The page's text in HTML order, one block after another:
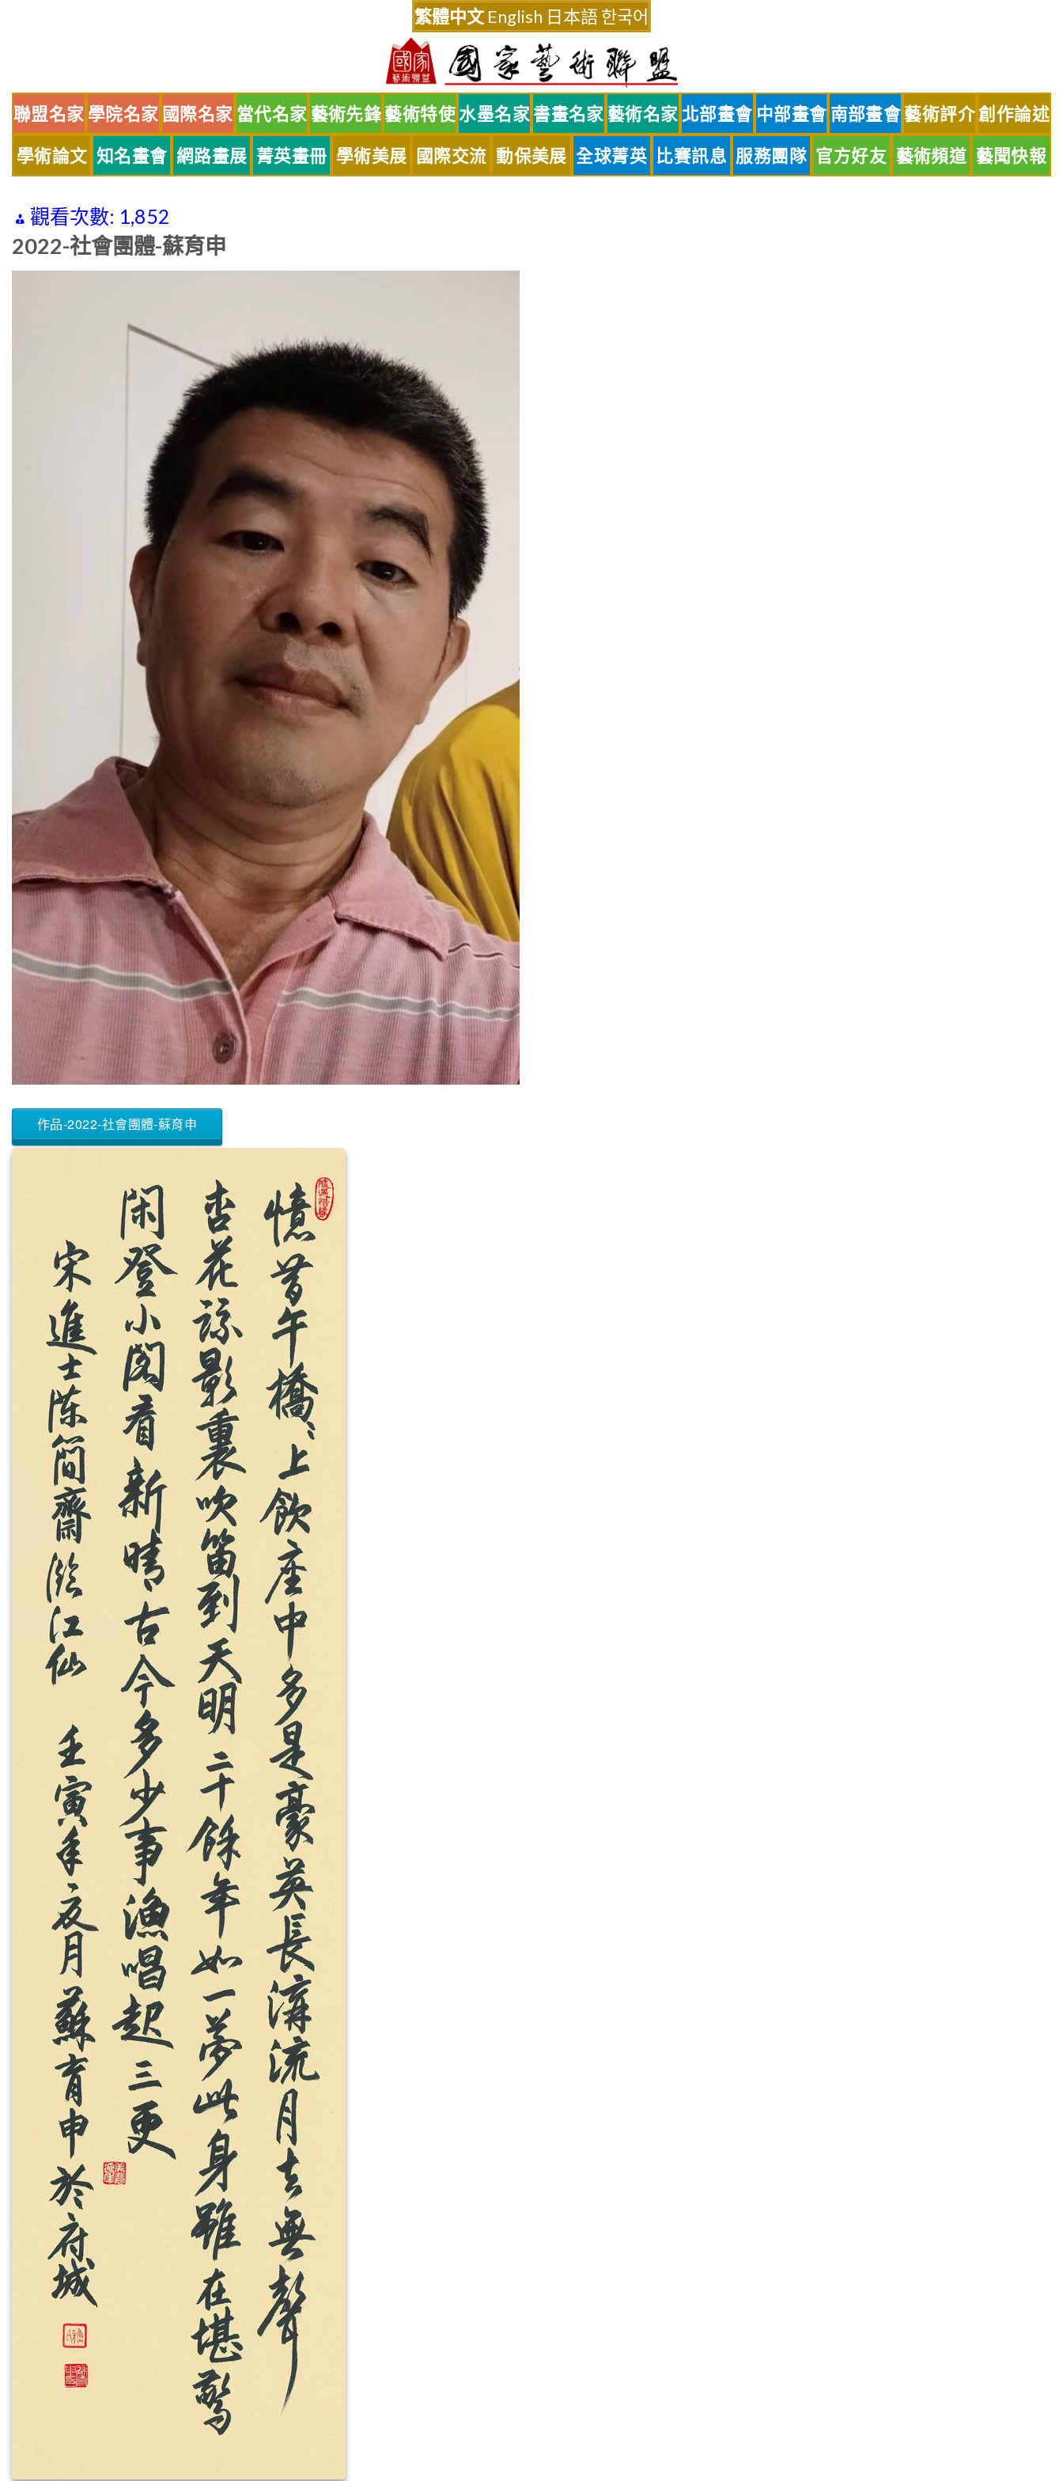
繁體中文 English 日本語한국어
聯盟名家 學院名家 國際名家 當代名家 藝術先鋒藝術特使水墨名家 書畫名家 藝術名家 北部畫會 中部畫會 南部畫會藝術評介創作論述
學術論文 知名畫會 網路畫展 菁英畫冊 學術美展 國際交流 動保美展 全球菁英 比賽訊息 服務團隊 官方好友 藝術頻道 藝聞快報
觀看次數: 1,852
2022-社會團體-蘇育申
作品-2022-社會團體-蘇育申